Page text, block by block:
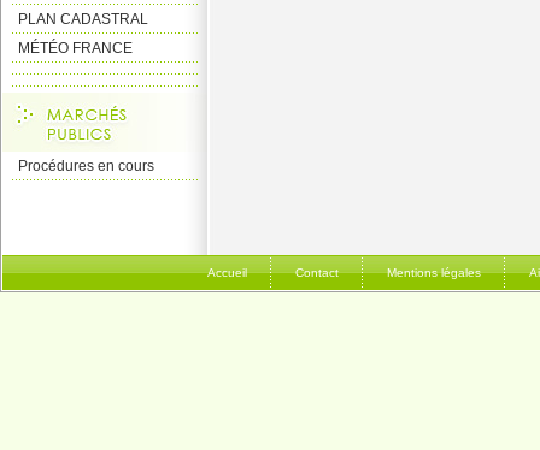
PLAN CADASTRAL
MÉTÉO FRANCE
Procédures en cours
Accueil Contact Mentions légales